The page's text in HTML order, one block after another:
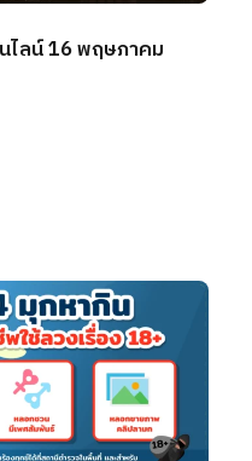
ไลน์ 16 พฤษภาคม